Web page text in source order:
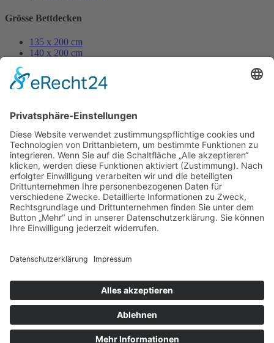
Grösse Bettdecken
135 x 200 cm
140 x 200 cm
155 x 220 cm
200 x 200 cm
Grösse Kissen
80 x 80 cm
70 x 90 cm
40 x 80 cm
40 x 60 cm
60 x 80 cm
35 x 40 cm
50 x 50 cm
40 x 40 cm
Design byKB WebStudio
10% Rabatt
Nutzen Sie jetzt den Code: sommerund erhalten Sie 10% Rabatt
auf alle Produkte! Frohes Einkaufen!